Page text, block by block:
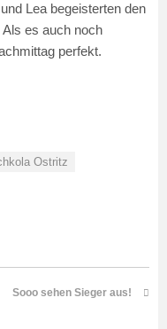
Lea begeisterten den
es auch noch
perfekt.
Ostritz
Sooo sehen Sieger aus!